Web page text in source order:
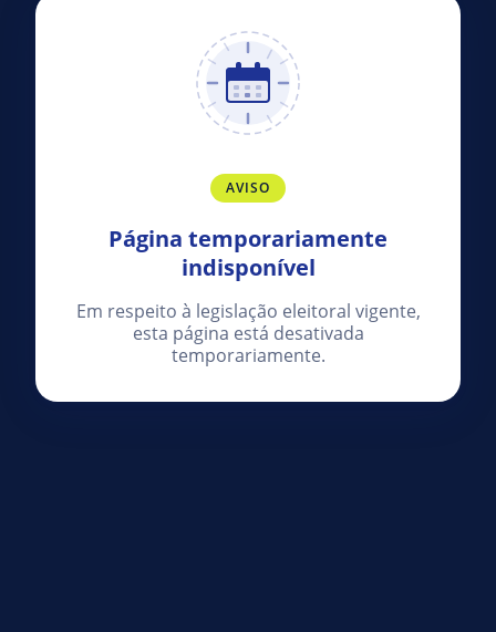
AVISO
Página temporariamente
indisponível
Em respeito à legislação eleitoral vigente,
esta página está desativada
temporariamente.